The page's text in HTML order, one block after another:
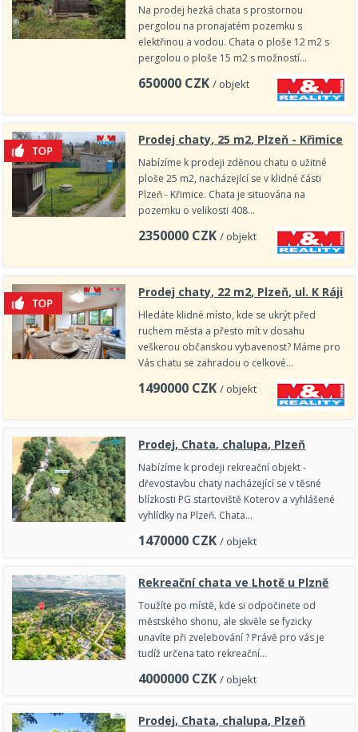
Na prodej hezká chata s prostornou
pergolou na pronajatém pozemku s
elektřinou a vodou. Chata o ploše 12 m2 s
pergolou o ploše 15 m2 s možností…
650000 CZK / objekt
Prodej chaty, 25 m2, Plzeň - Křimice
Nabízíme k prodeji zděnou chatu o užitné
ploše 25 m2, nacházející se v klidné části
Plzeň - Křimice. Chata je situována na
pozemku o velikosti 408…
2350000 CZK / objekt
Prodej chaty, 22 m2, Plzeň, ul. K Ráji
Hledáte klidné místo, kde se ukrýt před
ruchem města a přesto mít v dosahu
veškerou občanskou vybavenost? Máme pro
Vás chatu se zahradou o celkové…
1490000 CZK / objekt
Prodej, Chata, chalupa, Plzeň
Nabízíme k prodeji rekreační objekt -
dřevostavbu chaty nacházející se v těsné
blízkosti PG startoviště Koterov a vyhlášené
vyhlídky na Plzeň. Chata…
1470000 CZK / objekt
Rekreační chata ve Lhotě u Plzně
Toužíte po místě, kde si odpočinete od
městského shonu, ale skvěle se fyzicky
unavíte při zvelebování ? Právě pro vás je
tudíž určena tato rekreační…
4000000 CZK / objekt
Prodej, Chata, chalupa, Plzeň